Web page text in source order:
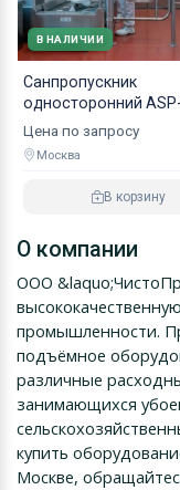
В НАЛИЧИИ
Санпропускник
односторонний
эконом
Цена по запросу
Москва
В корзину
О компании
ООО
промышленности.
подъёмное
различные
занимающихся
купить
Москве,